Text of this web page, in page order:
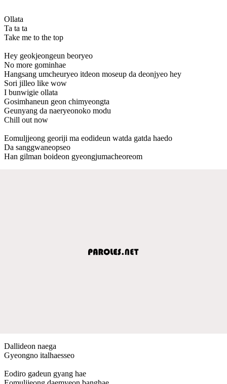
Ollata
Ta ta ta
Take me to the top
Hey geokjeongeun beoryeo
No more gominhae
Hangsang umcheuryeo itdeon moseup da deonjyeo hey
Sori jilleo like wow
I bunwigie ollata
Gosimhaneun geon chimyeongta
Geunyang da naeryeonoko modu
Chill out now
Eomuljjeong georiji ma eodideun watda gatda haedo
Da sanggwaneopseo
Han gilman boideon gyeongjumacheoreom
Dallideon naega
Gyeongno italhaesseo
Eodiro gadeun gyang hae